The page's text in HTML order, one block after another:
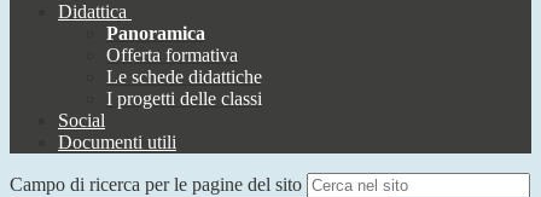
Didattica
Panoramica
Offerta formativa
Le schede didattiche
I progetti delle classi
Social
Documenti utili
Campo di ricerca per le pagine del sito